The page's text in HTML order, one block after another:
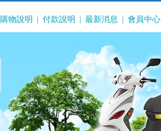
購物說明 | 付款說明 | 最新消息 | 會員中心